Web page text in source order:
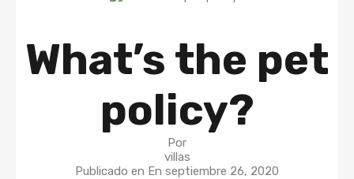
What’s the pet
policy?
Por
villas
Publicado en En septiembre 26, 2020